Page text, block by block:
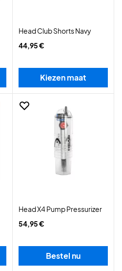
Head Club Shorts Navy
44,95 €
Kiezen maat
Head X4 Pump Pressurizer
54,95 €
Bestel nu